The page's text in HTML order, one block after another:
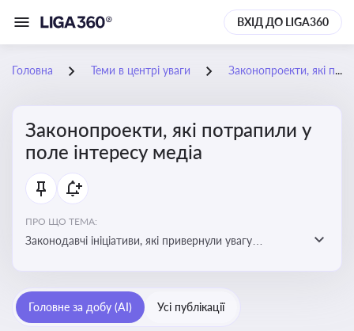
ВХІД ДО LIGA360
Головна Теми в центрі уваги Законопроекти, які потрапили у поле інтересу медіа
Законопроекти, які потрапили у
поле інтересу медіа
ПРО ЩО ТЕМА:
Законодавчі ініціативи, які привернули увагу
прийняття цих проектів пишуть в медіа. Які проекти
викликають найбільше критики
Головне за добу (AI) Усі публікації